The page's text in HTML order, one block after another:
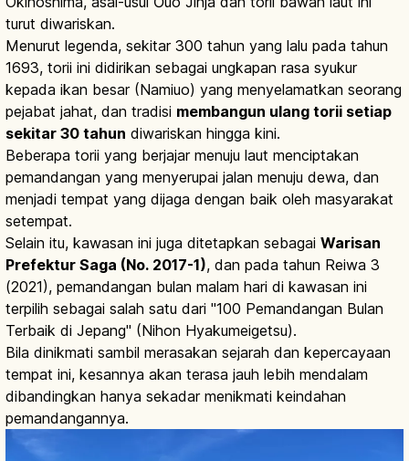
turut diwariskan.
Menurut legenda, sekitar 300 tahun yang lalu pada tahun
1693, torii ini didirikan sebagai ungkapan rasa syukur
kepada ikan besar (Namiuo) yang menyelamatkan seorang
pejabat jahat, dan tradisi membangun ulang torii setiap
sekitar 30 tahun diwariskan hingga kini.
Beberapa torii yang berjajar menuju laut menciptakan
pemandangan yang menyerupai jalan menuju dewa, dan
menjadi tempat yang dijaga dengan baik oleh masyarakat
setempat.
Selain itu, kawasan ini juga ditetapkan sebagai Warisan
Prefektur Saga (No. 2017-1), dan pada tahun Reiwa 3
(2021), pemandangan bulan malam hari di kawasan ini
terpilih sebagai salah satu dari "100 Pemandangan Bulan
Terbaik di Jepang" (Nihon Hyakumeigetsu).
Bila dinikmati sambil merasakan sejarah dan kepercayaan
tempat ini, kesannya akan terasa jauh lebih mendalam
dibandingkan hanya sekadar menikmati keindahan
pemandangannya.